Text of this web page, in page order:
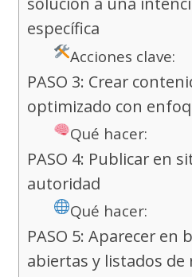
específica
Acciones clave:
PASO 3: Crear
optimizado con
Qué hacer:
PASO 4: Publicar en
autoridad
Qué hacer:
PASO 5: Aparecer en
abiertas y listados de